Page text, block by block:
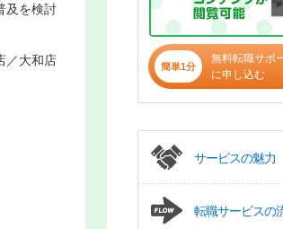
及を検討
／大和店
簡単1分
無料転職サポ
に申し込む
サービスの魅力
転職サービスの